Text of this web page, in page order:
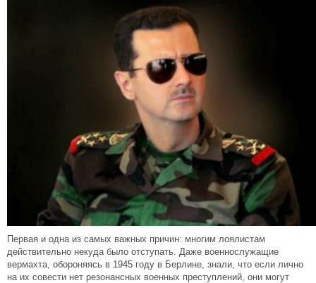
Первая и одна из самых важных причин: многим лоялистам
действительно некуда было отступать. Даже военнослужащие
вермахта, обороняясь в 1945 году в Берлине, знали, что если лично
на их совести нет резонансных военных преступлений, они могут